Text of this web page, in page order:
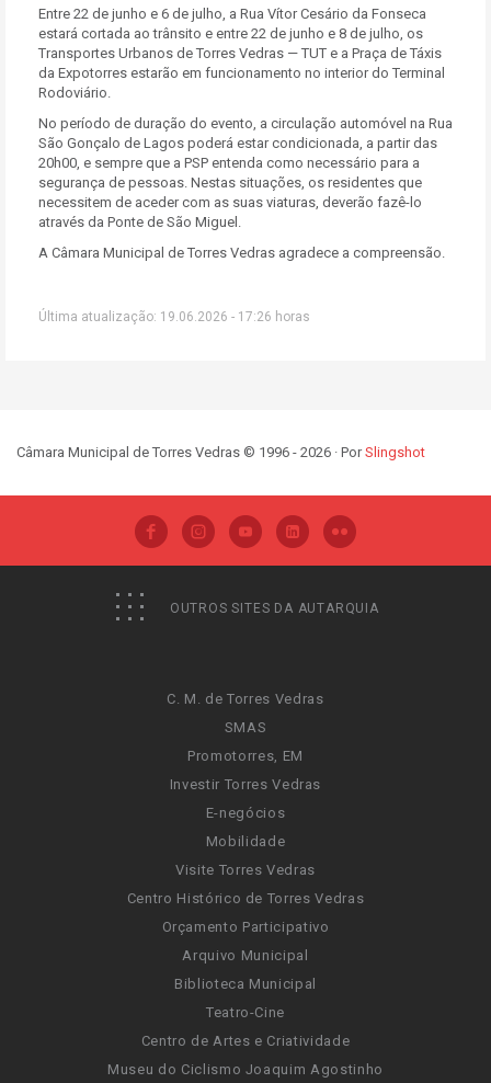
Entre 22 de junho e 6 de julho, a Rua Vítor Cesário da Fonseca
estará cortada ao trânsito e entre 22 de junho e 8 de julho, os
Transportes Urbanos de Torres Vedras — TUT e a Praça de Táxis
da Expotorres estarão em funcionamento no interior do Terminal
Rodoviário.
No período de duração do evento, a circulação automóvel na Rua
São Gonçalo de Lagos poderá estar condicionada, a partir das
20h00, e sempre que a PSP entenda como necessário para a
segurança de pessoas. Nestas situações, os residentes que
necessitem de aceder com as suas viaturas, deverão fazê-lo
através da Ponte de São Miguel.
A Câmara Municipal de Torres Vedras agradece a compreensão.
Última atualização: 19.06.2026 - 17:26 horas
Câmara Municipal de Torres Vedras © 1996 - 2026 · PorSlingshot
OUTROS SITES DA AUTARQUIA
C. M. de Torres Vedras
SMAS
Promotorres, EM
Investir Torres Vedras
E-negócios
Mobilidade
Visite Torres Vedras
Centro Histórico de Torres Vedras
Orçamento Participativo
Arquivo Municipal
Biblioteca Municipal
Teatro-Cine
Centro de Artes e Criatividade
Museu do Ciclismo Joaquim Agostinho